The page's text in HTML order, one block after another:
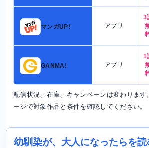
マンガUP! アプリ
3
GANMA! アプリ
1
配信状況、在庫、キャンペーンは変わります
ージで対象作品と条件を確認してください。
幼馴染が、大人になったらを